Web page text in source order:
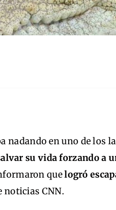
nadando en uno de los
su vida forzando a
quelogró
noticias CNN.